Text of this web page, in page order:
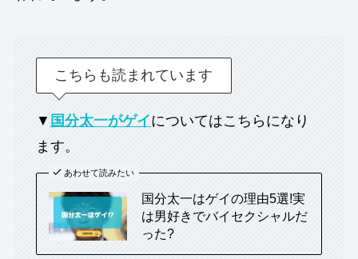
こちらも読まれています
▼ 国分太一がゲイについてはこちらになり
ます。
あわせて読みたい
国分太一はゲイの理由5選!実
は男好きでバイセクシャルだ
った?